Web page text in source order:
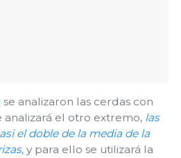
se analizaron las cerdas con
analizará el otro extremo, las
el doble de la media de la
y para ello se utilizará la